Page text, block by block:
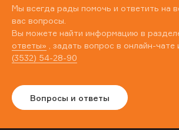
Мы всегда рады помочь и ответить на
вас вопросы.
Вы можете найти информацию в
ответы» , задать вопрос в онлайн-чате
(3532) 54-28-90
Вопросы и ответы